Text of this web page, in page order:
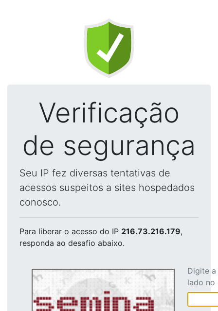
Verificação
de segurança
Seu IP fez diversas tentativas de
acessos suspeitos a sites hospedados
conosco.
Para liberar o acesso do IP 216.73.216.179,
responda ao desafio abaixo.
Digite
lado no